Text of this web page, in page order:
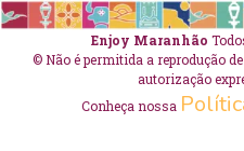
Enjoy Maranhão
© Não é permitida a reprodução
autorização
Conheça nossa